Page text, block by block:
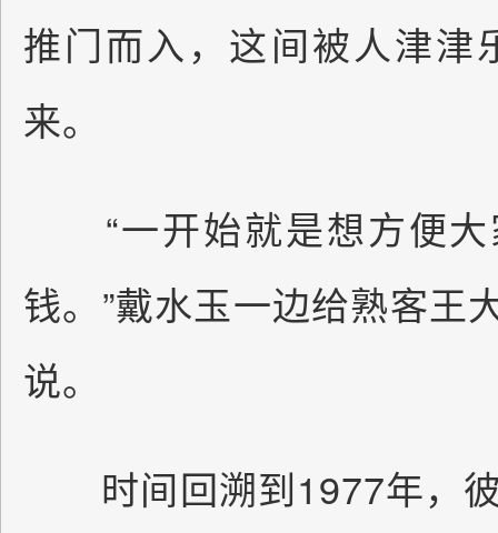
推门而入，这间被人津津
来。
“一开始就是想方便大
钱。”戴水玉一边给熟客王
说。
时间回溯到1977年，彼